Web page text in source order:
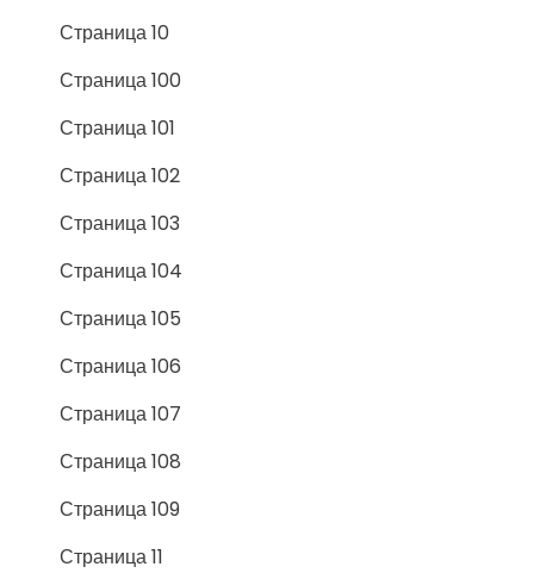
Страница 10
Страница 100
Страница 101
Страница 102
Страница 103
Страница 104
Страница 105
Страница 106
Страница 107
Страница 108
Страница 109
Страница 11